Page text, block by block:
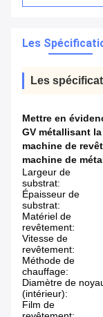
Les
Les
Mettre en
GV métallisant
machine de
machine de
Largeur de
substrat:
Épaisseur de
substrat:
Matériel de
revêtement:
Vitesse de
revêtement:
Méthode de
chauffage:
Diamètre de
(intérieur):
Film de